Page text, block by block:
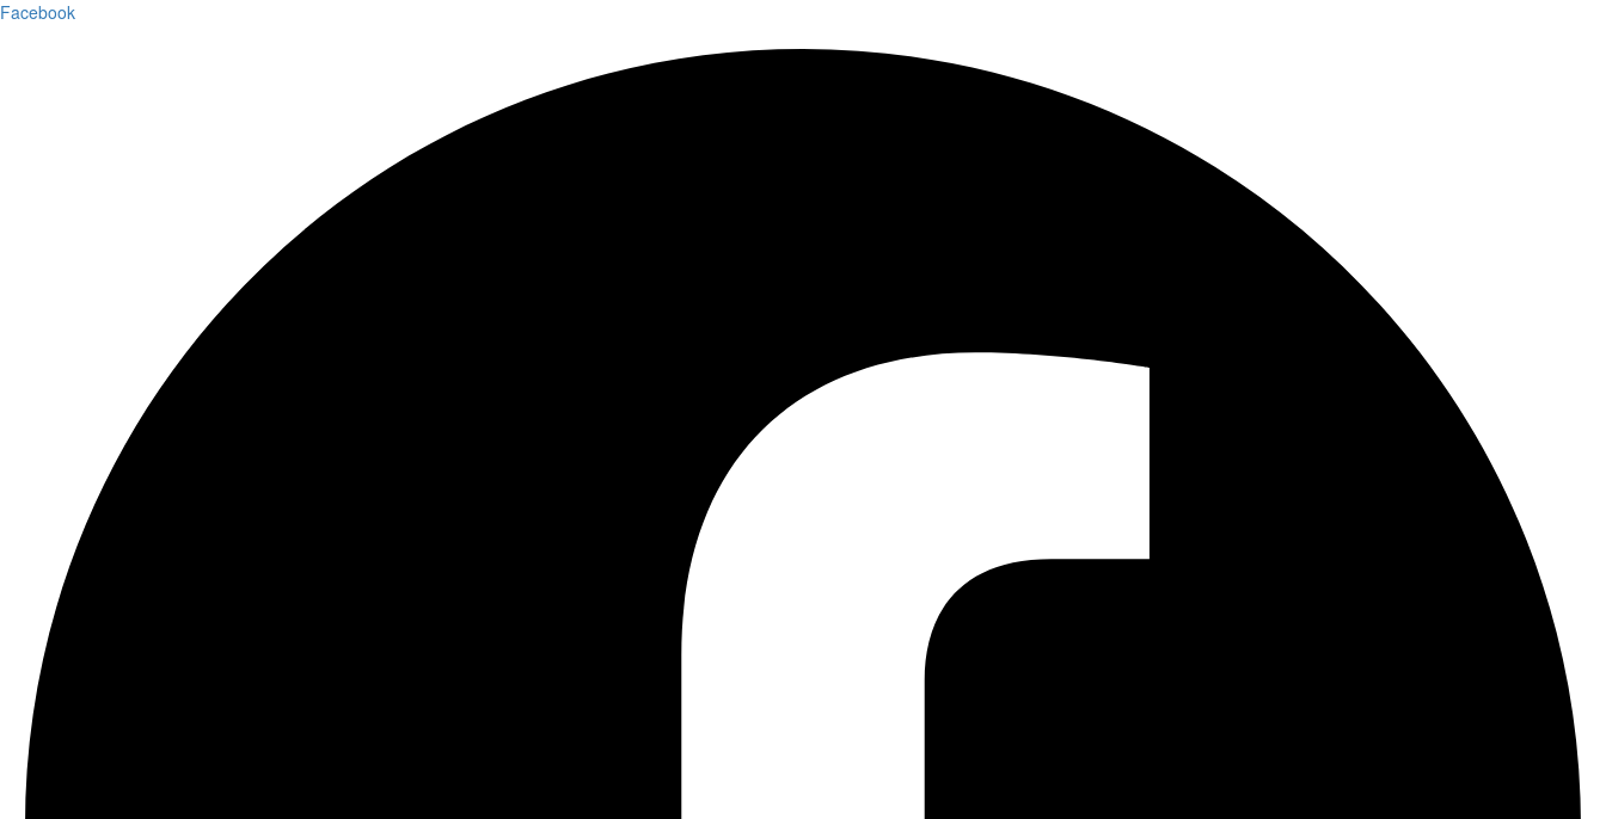
Facebook